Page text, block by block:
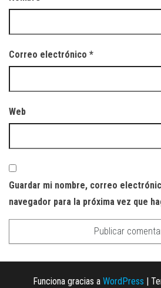
Correo electrónico *
Web
Guardar mi nombre, correo
navegador para la próxima vez que
Funciona gracias a WordPress